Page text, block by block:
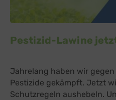
Pestizid-Lawine
Jahrelang haben wir
Pestizide gekämpft. Jetzt
Schutzregeln aushebeln.